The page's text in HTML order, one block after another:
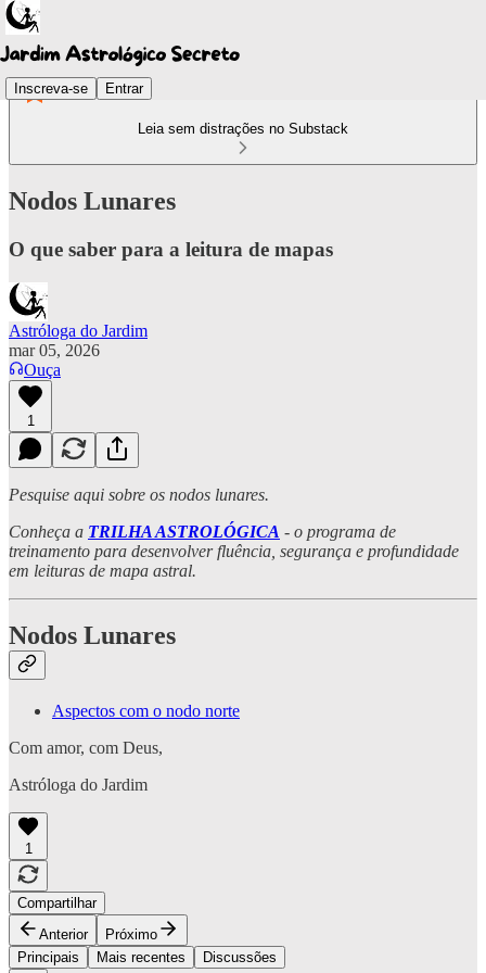
Inscreva-se Entrar
Leia sem distrações no Substack
Nodos Lunares
O que saber para a leitura de mapas
Astróloga do Jardim
mar 05, 2026
Ouça
1
Pesquise aqui sobre os nodos lunares.
Conheça a TRILHA ASTROLÓGICA - o programa de
treinamento para desenvolver fluência, segurança e profundidade
em leituras de mapa astral.
Nodos Lunares
Aspectos com o nodo norte
Com amor, com Deus,
Astróloga do Jardim
1
Compartilhar
Anterior
Próximo
Principais
Mais recentes Discussões